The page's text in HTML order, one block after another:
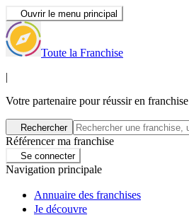
Ouvrir le menu principal
Toute la Franchise
|
Votre partenaire pour réussir en franchise
Rechercher
Référencer ma franchise
Se connecter
Navigation principale
Annuaire des franchises
Je découvre